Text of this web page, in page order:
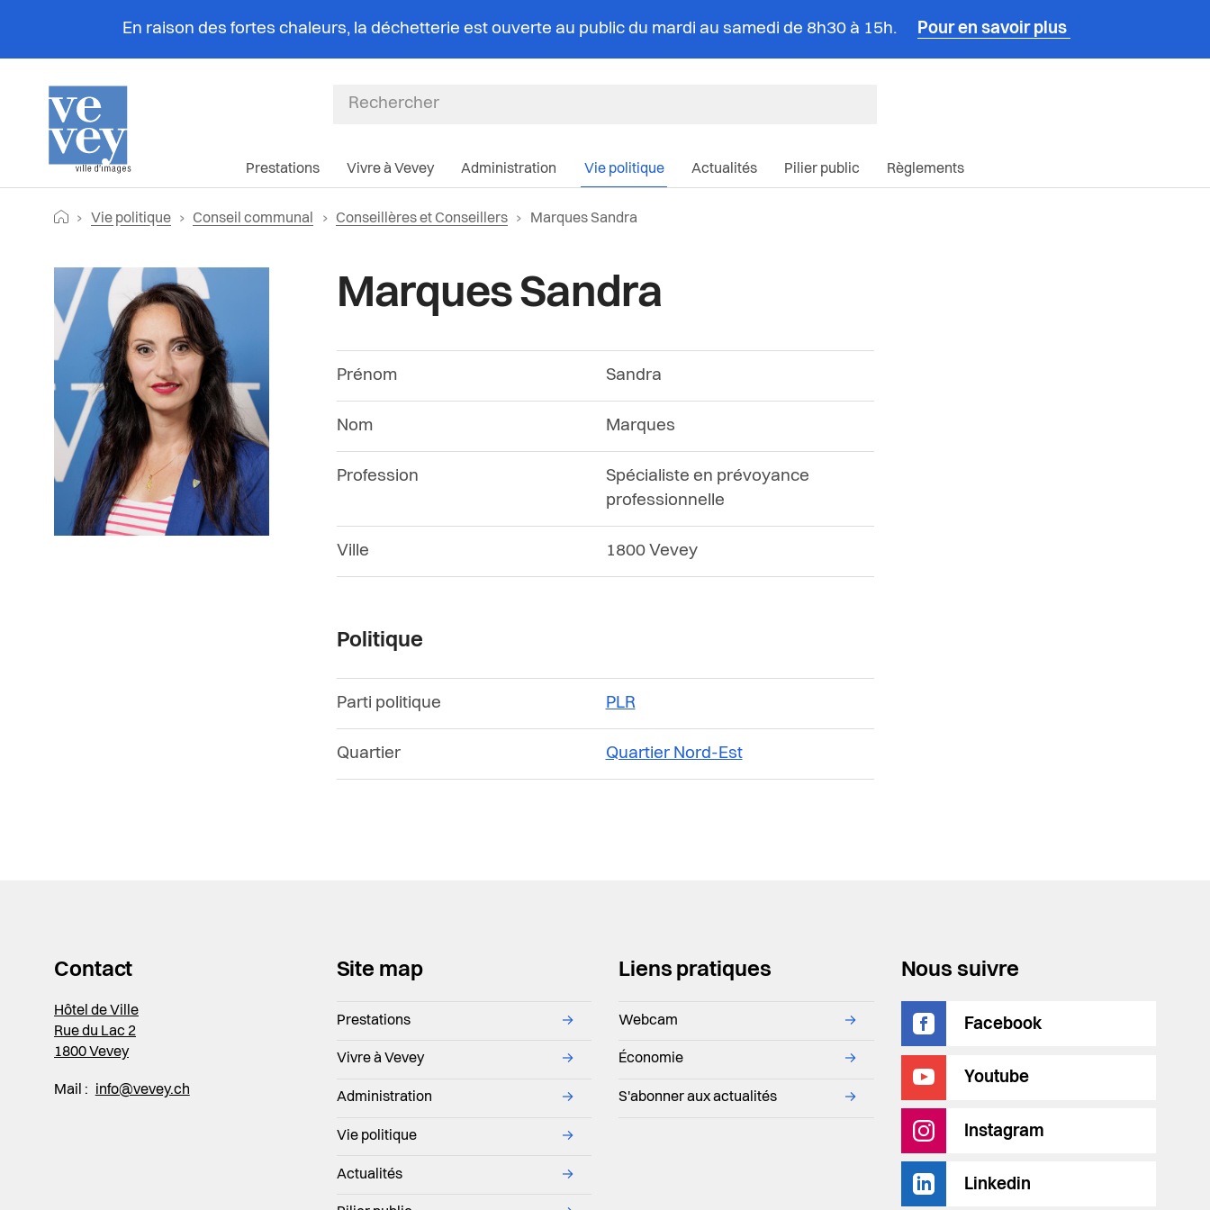
En raison des fortes chaleurs, la déchetterie est ouverte au public du mardi au samedi de 8h30 à 15h. Pour en savoir plus
Prestations Vivre à Vevey Administration Vie politique Actualités Pilier public Règlements
FilRetourner vers la page d'accueil
Vie politique Conseil communal Conseillères et Conseillers Page actuelle:
Marques Sandra
Marques Sandra
Prénom Sandra
Nom Marques
Profession
Spécialiste en prévoyance
professionnelle
Ville 1800 Vevey
Politique
Parti politique PLR
Quartier Quartier Nord-Est
Contact
Hôtel de Ville
Rue du Lac 2
1800 Vevey
Mail : info@vevey.ch
Site map
Prestations →
Vivre à Vevey →
Administration →
Vie politique →
Actualités →
Liens pratiques
Webcam →
Économie →
S'abonner aux actualités →
Nous suivre
Facebook
Youtube
Instagram
Linkedin